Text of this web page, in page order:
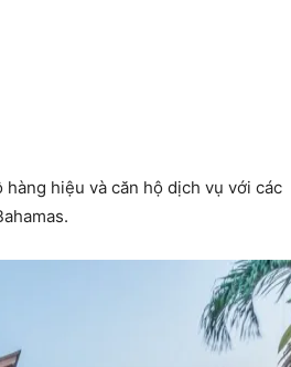
hiệu và căn hộ dịch vụ với các